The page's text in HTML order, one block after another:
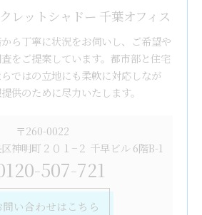
レットシャドー 千葉オフィス
ら丁寧に状況をお伺いし、ご希望や
をご提案しています。都市部と住宅
ではの立地にも柔軟に対応しなが
供のために尽力いたします。
〒260-0022
神明町２０１−２ 千早ビル 6階B-1
507-721
問い合わせはこちら